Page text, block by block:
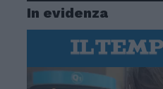
In evidenza